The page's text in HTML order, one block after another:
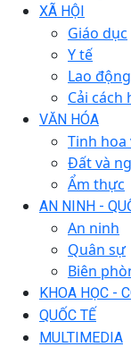
XÃ HỘI
Giáo dục
Y tế
Lao
Cải cách
VĂN HÓA
Tinh hoa
Đất và
Ẩm thực
AN NINH -
An ninh
Quân sự
Biên
KHOA HỌC -
QUỐC TẾ
MULTIMEDIA